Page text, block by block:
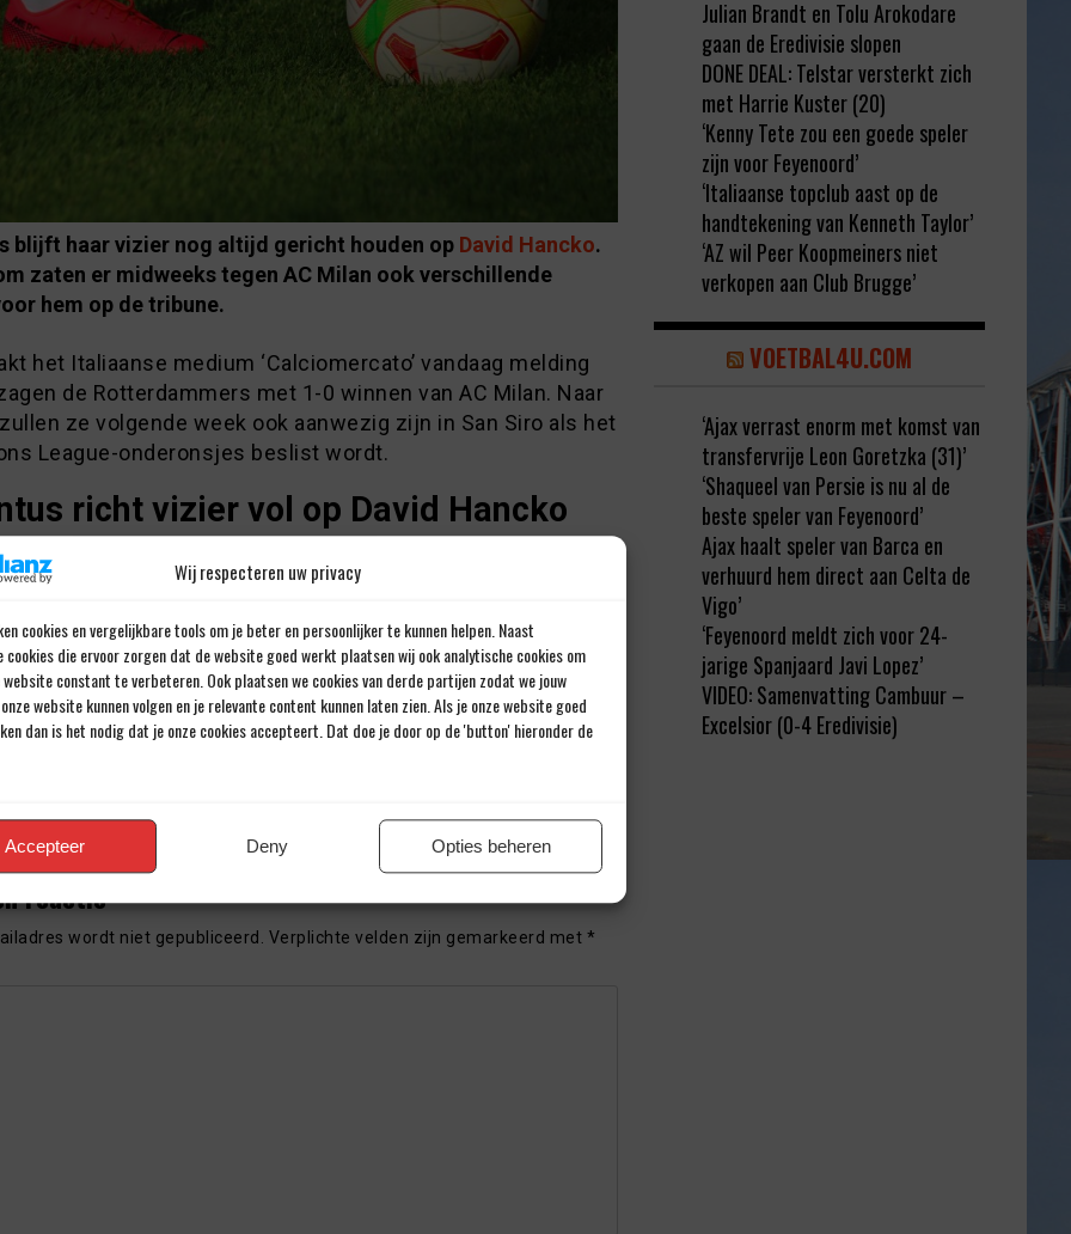
Wij respecteren uw privacy
cookies en vergelijkbare tools om je beter en persoonlijker te kunnen helpen. Naast
cookies die ervoor zorgen dat de website goed werkt plaatsen wij ook analytische cookies om
website constant te verbeteren. Ook plaatsen we cookies van derde partijen zodat we jouw
website kunnen volgen en je relevante content kunnen laten zien. Als je onze website goed
dan is het nodig dat je onze cookies accepteert. Dat doe je door op de 'button' hieronder de
Accepteer Deny Opties beheren
blijft haar vizier nog altijd gericht houden op David Hancko.
zaten er midweeks tegen AC Milan ook verschillende
hem op de tribune.
het Italiaanse medium ‘Calciomercato’ vandaag melding
de Rotterdammers met 1-0 winnen van AC Milan. Naar
ze volgende week ook aanwezig zijn in San Siro als het
League-onderonsjes beslist wordt.
richt vizier vol op David Hancko
Slowaak staat al geruime tijd in de belangstelling van
Door Johannes Cornelis
Al meer dan 43 jaar een passie voor voetbal.
reactie
wordt niet gepubliceerd. Verplichte velden zijn gemarkeerd met *
Julian Brandt en Tolu Arokodare
gaan de Eredivisie slopen
DONE DEAL: Telstar versterkt zich
met Harrie Kuster (20)
‘Kenny Tete zou een goede speler
zijn voor Feyenoord’
‘Italiaanse topclub aast op de
handtekening van Kenneth Taylor’
‘AZ wil Peer Koopmeiners niet
verkopen aan Club Brugge’
VOETBAL4U.COM
‘Ajax verrast enorm met komst van
transfervrije Leon Goretzka (31)’
‘Shaqueel van Persie is nu al de
beste speler van Feyenoord’
Ajax haalt speler van Barca en
verhuurd hem direct aan Celta de
Vigo’
‘Feyenoord meldt zich voor 24-
jarige Spanjaard Javi Lopez’
VIDEO: Samenvatting Cambuur –
Excelsior (0-4 Eredivisie)